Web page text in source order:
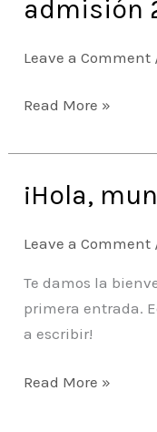
admisión
Leave a Comment
de
Read More »
¡Hola,
Leave a Comment
Te damos la
primera entrada.
a escribir!
¡Hola,
Read More »